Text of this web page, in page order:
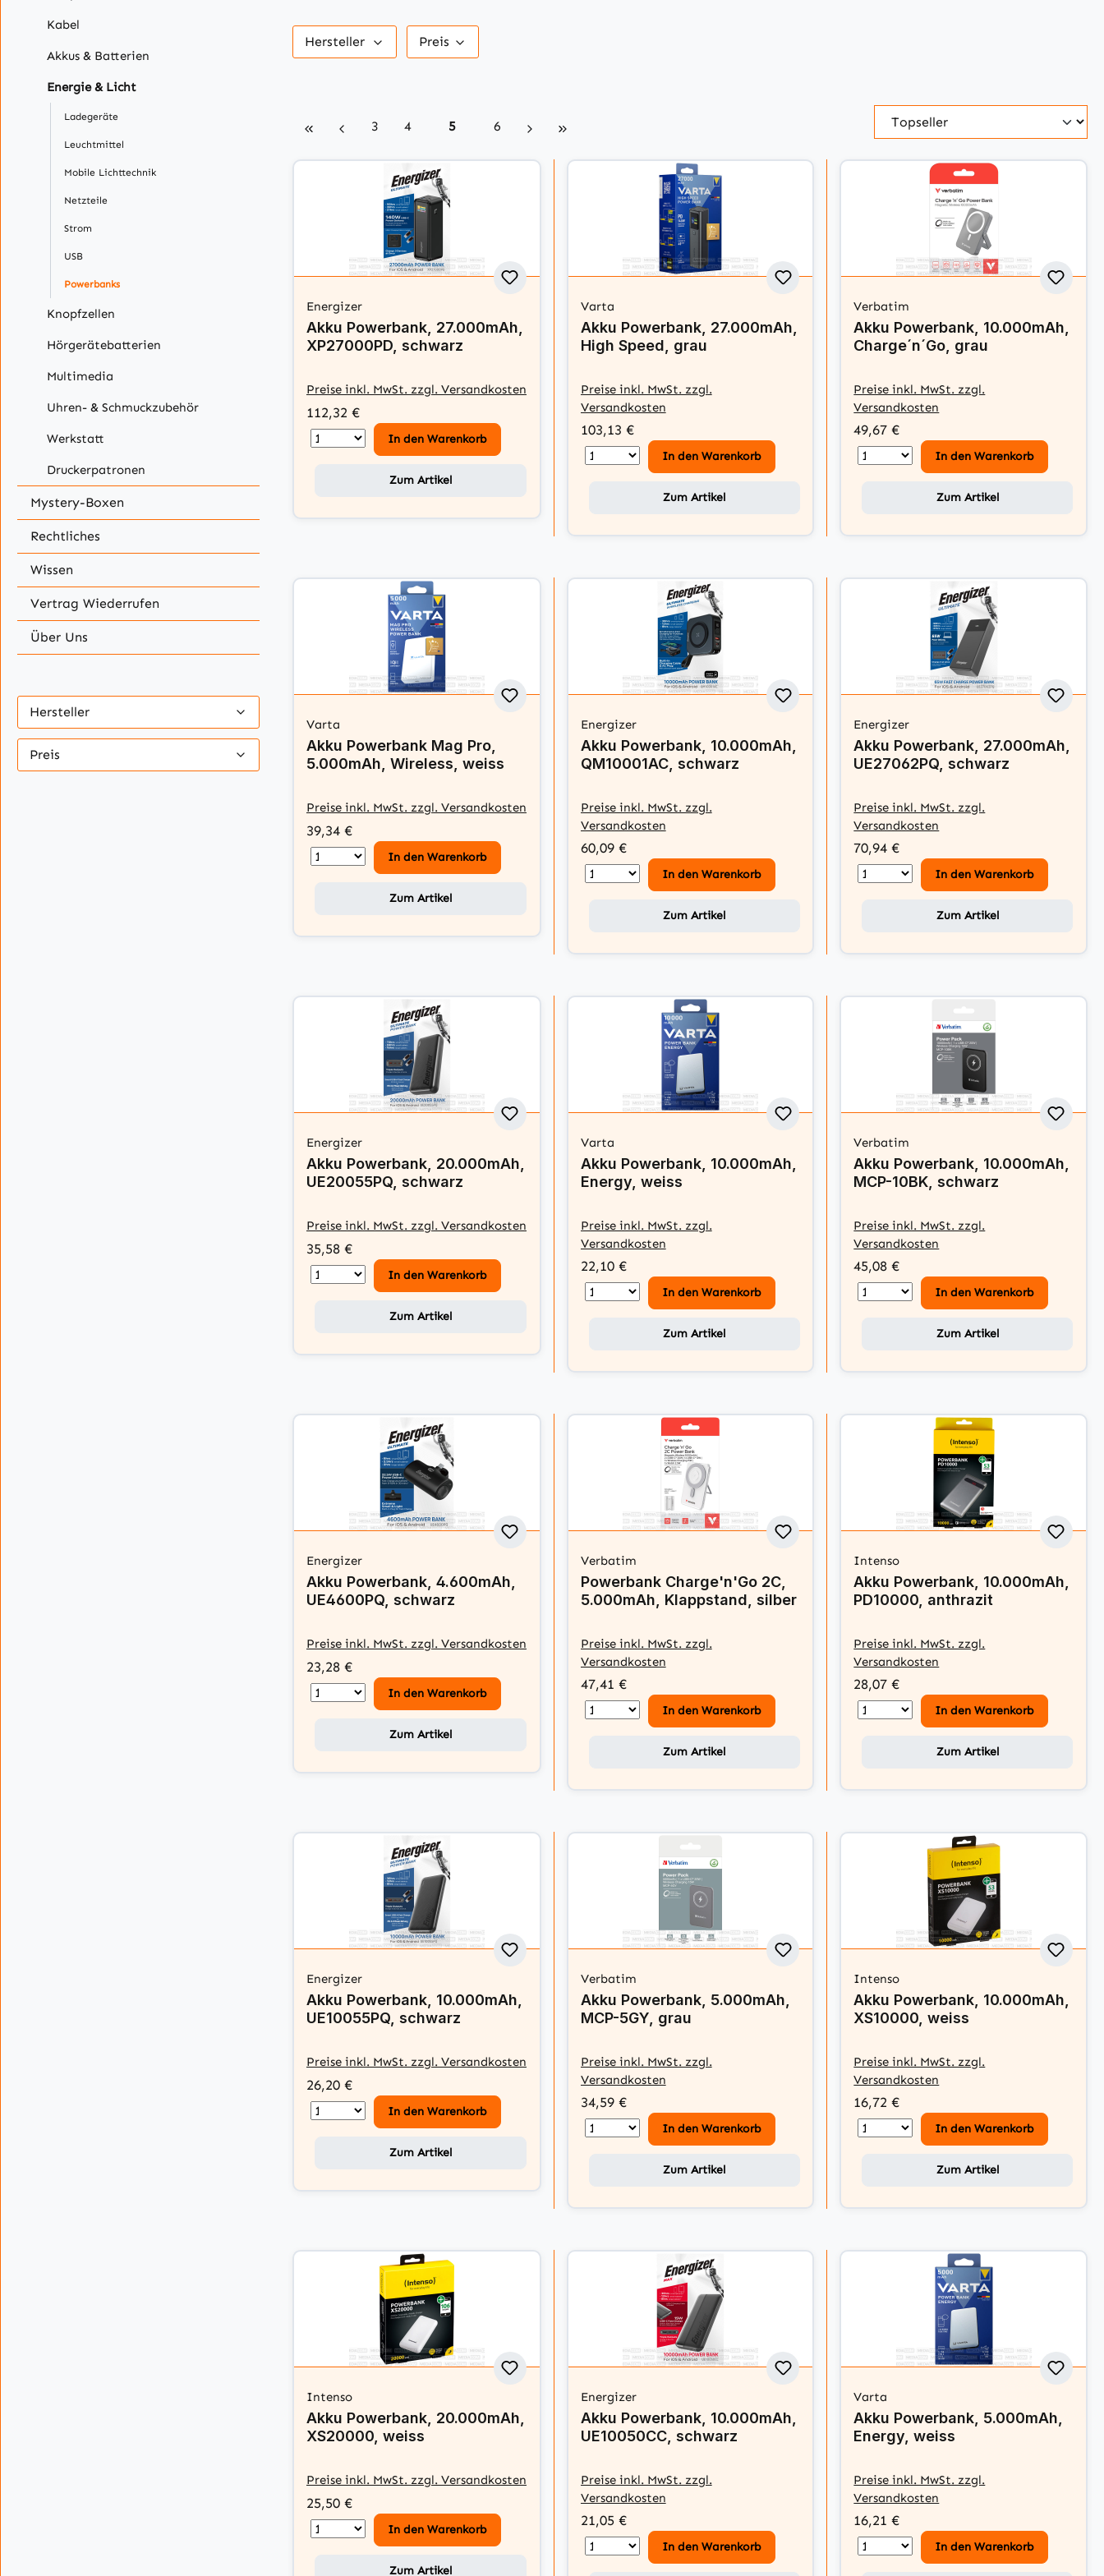
Kabel
Akkus & Batterien
Energie & Licht
Ladegeräte
Leuchtmittel
Mobile Lichttechnik
Netzteile
Strom
USB
Powerbanks
Knopfzellen
Hörgerätebatterien
Multimedia
Uhren- & Schmuckzubehör
Werkstatt
Druckerpatronen
Mystery-Boxen
Rechtliches
Wissen
Vertrag Wiederrufen
Über Uns
Hersteller
Preis
Hersteller Preis
Seite
3 Seite
4 Seite
5 Seite
6
Energizer
Akku Powerbank, 27.000mAh,
XP27000PD, schwarz
Preise inkl. MwSt. zzgl. Versandkosten
112,32 €
In den Warenkorb
Zum Artikel
Varta
Akku Powerbank, 27.000mAh,
High Speed, grau
Preise inkl. MwSt. zzgl.
Versandkosten
103,13 €
In den Warenkorb
Zum Artikel
Verbatim
Akku Powerbank, 10.000mAh,
Charge´n´Go, grau
Preise inkl. MwSt. zzgl.
Versandkosten
49,67 €
In den Warenkorb
Zum Artikel
Varta
Akku Powerbank Mag Pro,
5.000mAh, Wireless, weiss
Preise inkl. MwSt. zzgl. Versandkosten
39,34 €
In den Warenkorb
Zum Artikel
Energizer
Akku Powerbank, 10.000mAh,
QM10001AC, schwarz
Preise inkl. MwSt. zzgl.
Versandkosten
60,09 €
In den Warenkorb
Zum Artikel
Energizer
Akku Powerbank, 27.000mAh,
UE27062PQ, schwarz
Preise inkl. MwSt. zzgl.
Versandkosten
70,94 €
In den Warenkorb
Zum Artikel
Energizer
Akku Powerbank, 20.000mAh,
UE20055PQ, schwarz
Preise inkl. MwSt. zzgl. Versandkosten
35,58 €
In den Warenkorb
Zum Artikel
Varta
Akku Powerbank, 10.000mAh,
Energy, weiss
Preise inkl. MwSt. zzgl.
Versandkosten
22,10 €
In den Warenkorb
Zum Artikel
Verbatim
Akku Powerbank, 10.000mAh,
MCP-10BK, schwarz
Preise inkl. MwSt. zzgl.
Versandkosten
45,08 €
In den Warenkorb
Zum Artikel
Energizer
Akku Powerbank, 4.600mAh,
UE4600PQ, schwarz
Preise inkl. MwSt. zzgl. Versandkosten
23,28 €
In den Warenkorb
Zum Artikel
Verbatim
Powerbank Charge'n'Go 2C,
5.000mAh, Klappstand, silber
Preise inkl. MwSt. zzgl.
Versandkosten
47,41 €
In den Warenkorb
Zum Artikel
Intenso
Akku Powerbank, 10.000mAh,
PD10000, anthrazit
Preise inkl. MwSt. zzgl.
Versandkosten
28,07 €
In den Warenkorb
Zum Artikel
Energizer
Akku Powerbank, 10.000mAh,
UE10055PQ, schwarz
Preise inkl. MwSt. zzgl. Versandkosten
26,20 €
In den Warenkorb
Zum Artikel
Verbatim
Akku Powerbank, 5.000mAh,
MCP-5GY, grau
Preise inkl. MwSt. zzgl.
Versandkosten
34,59 €
In den Warenkorb
Zum Artikel
Intenso
Akku Powerbank, 10.000mAh,
XS10000, weiss
Preise inkl. MwSt. zzgl.
Versandkosten
16,72 €
In den Warenkorb
Zum Artikel
Intenso
Akku Powerbank, 20.000mAh,
XS20000, weiss
Preise inkl. MwSt. zzgl. Versandkosten
25,50 €
In den Warenkorb
Zum Artikel
Energizer
Akku Powerbank, 10.000mAh,
UE10050CC, schwarz
Preise inkl. MwSt. zzgl.
Versandkosten
21,05 €
In den Warenkorb
Varta
Akku Powerbank, 5.000mAh,
Energy, weiss
Preise inkl. MwSt. zzgl.
Versandkosten
16,21 €
In den Warenkorb